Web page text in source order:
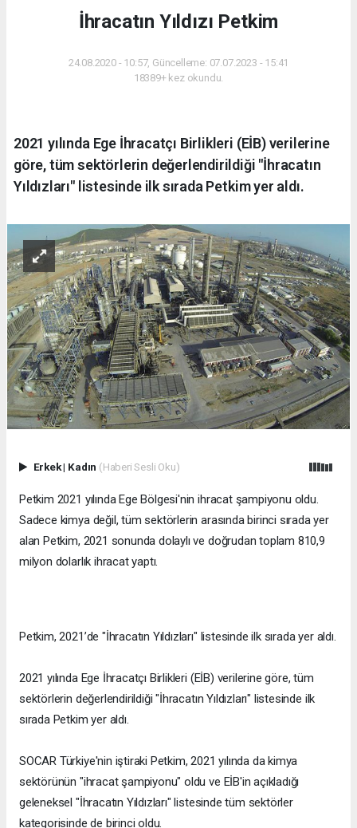
İhracatın Yıldızı Petkim
24.08.2020 - 10:57, Güncelleme: 07.07.2023 - 15:41
18389+ kez okundu.
2021 yılında Ege İhracatçı Birlikleri (EİB) verilerine
göre, tüm sektörlerin değerlendirildiği "İhracatın
Yıldızları" listesinde ilk sırada Petkim yer aldı.
Erkek| Kadın (Haberi Sesli Oku)
Petkim 2021 yılında Ege Bölgesi'nin ihracat şampiyonu oldu.
Sadece kimya değil, tüm sektörlerin arasında birinci sırada yer
alan Petkim, 2021 sonunda dolaylı ve doğrudan toplam 810,9
milyon dolarlık ihracat yaptı.
Petkim, 2021’de "İhracatın Yıldızları" listesinde ilk sırada yer aldı.
2021 yılında Ege İhracatçı Birlikleri (EİB) verilerine göre, tüm
sektörlerin değerlendirildiği "İhracatın Yıldızları" listesinde ilk
sırada Petkim yer aldı.
SOCAR Türkiye'nin iştiraki Petkim, 2021 yılında da kimya
sektörünün "ihracat şampiyonu" oldu ve EİB'in açıkladığı
geleneksel "İhracatın Yıldızları" listesinde tüm sektörler
kategorisinde de birinci oldu.